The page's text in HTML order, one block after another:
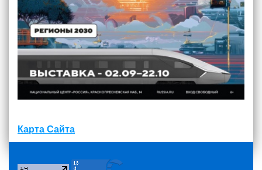
Карта Сайта